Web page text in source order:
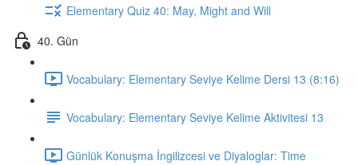
Elementary Quiz 40: May, Might and Will
40. Gün
Vocabulary: Elementary Seviye Kelime Dersi 13 (8:16)
Vocabulary: Elementary Seviye Kelime Aktivitesi 13
Günlük Konuşma İngilizcesi ve Diyaloglar: Time